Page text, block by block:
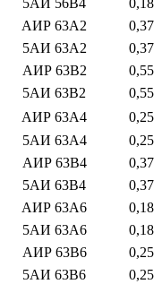
5АИ 56B4
0,18
АИР 63A2
0,37
5АИ 63A2
0,37
АИР 63B2
0,55
5АИ 63B2
0,55
АИР 63A4
0,25
5АИ 63A4
0,25
АИР 63B4
0,37
5АИ 63B4
0,37
АИР 63A6
0,18
5АИ 63A6
0,18
АИР 63B6
0,25
5АИ 63B6
0,25